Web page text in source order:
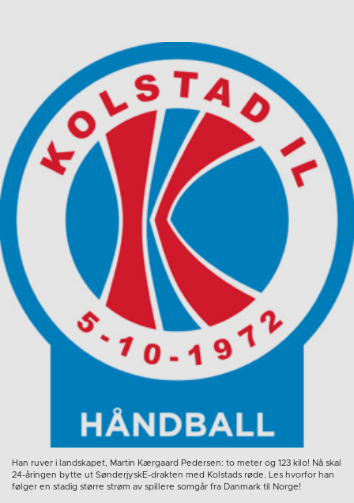
Han ruver i landskapet, Martin Kærgaard Pedersen: to meter og 123 kilo! Nå skal
24-åringen bytte ut SønderjyskE-drakten med Kolstads røde. Les hvorfor han
følger en stadig større strøm av spillere somgår fra Danmark til Norge!